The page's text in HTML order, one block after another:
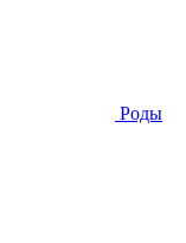
Роды